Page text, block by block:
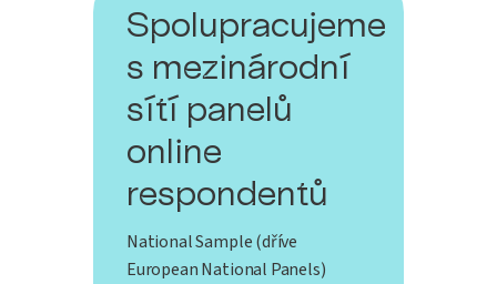
Spolupracujeme
s mezinárodní
sítí panelů
online
respondentů
National Sample (dříve
European National Panels)